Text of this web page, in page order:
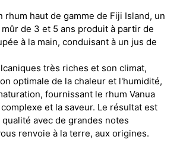
rhum haut de gamme de Fiji Island, un
de 3 et 5 ans produit à partir de
à la main, conduisant à un jus de
très riches et son climat,
optimale de la chaleur et l'humidité,
fournissant le rhum Vanua
et la saveur. Le résultat est
avec de grandes notes
renvoie à la terre, aux origines.